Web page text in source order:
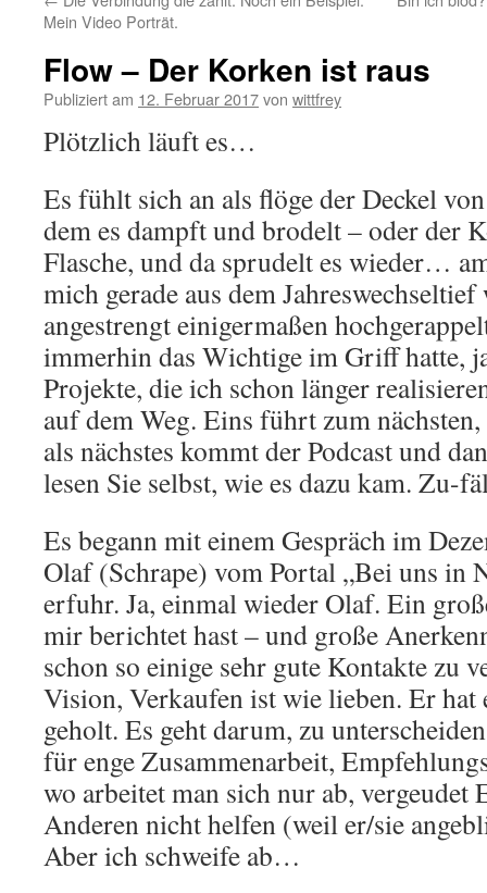
Mein Video Porträt.
Flow – Der Korken ist raus
Publiziert am 12. Februar 2017von wittfrey
Plötzlich läuft es…
Es fühlt sich an als flöge der Deckel
dem es dampft und brodelt – oder der
Flasche, und da sprudelt es wieder…
mich gerade aus dem
angestrengt einigermaßen
immerhin das Wichtige im Griff hatte,
Projekte, die ich schon länger
auf dem Weg. Eins führt zum
als nächstes kommt der Podcast und
lesen Sie selbst, wie es dazu kam. Zu-
Es begann mit einem Gespräch im
Olaf (Schrape) vom Portal „Bei uns in
erfuhr. Ja, einmal wieder Olaf. Ein
mir berichtet hast – und große
schon so einige sehr gute Kontakte zu
Vision, Verkaufen ist wie lieben. Er hat
geholt. Es geht darum, zu
für enge Zusammenarbeit,
wo arbeitet man sich nur ab, vergeudet
Anderen nicht helfen (weil er/sie
Aber ich schweife ab…